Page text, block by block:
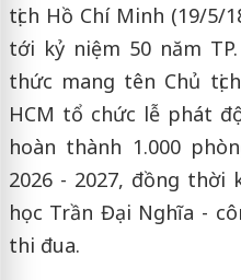
tịch Hồ Chí Minh (19/5/
tới kỷ niệm 50 năm
thức mang tên Chủ
HCM tổ chức lễ phát
hoàn thành 1.000
2026 - 2027, đồng thời
học Trần Đại Nghĩa -
thi đua.